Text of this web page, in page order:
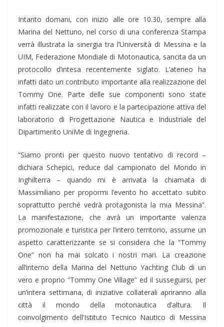
Intanto domani, con inizio alle ore 10.30, sempre alla
Marina del Nettuno, nel corso di una conferenza Stampa
verrà illustrata la sinergia tra l’Università di Messina e la
UIM, Federazione Mondiale di Motonautica, sancita da un
protocollo d’intesa recentemente siglato. L’ateneo ha
infatti dato un contributo importante alla realizzazione del
Tommy One. Parte delle sue componenti sono state
infatti realizzate con il lavoro e la partecipazione attiva del
laboratorio di Progettazione Nautica e Industriale del
Dipartimento UniMe di Ingegneria.
“Siamo pronti per questo nuovo tentativo di record –
dichiara Schepici, reduce dal campionato del Mondo in
Inghilterra – quando mi è arrivata la chiamata di
Massimiliano per propormi l’evento ho accettato subito
soprattutto perché vedrà protagonista la mia Messina”.
La manifestazione, che avrà un importante valenza
promozionale e turistica per l’intero territorio, assume un
aspetto caratterizzante se si considera che la “Tommy
One” non ha mai solcato i nostri mari. La creazione
all’interno della Marina del Nettuno Yachting Club di un
vero e proprio “Tommy One Village” ed il susseguirsi, per
un’intera settimana, di iniziative collaterali apriranno alla
città il mondo della motonautica d’altura. Il
coinvolgimento dell’Istituto Tecnico Nautico di Messina